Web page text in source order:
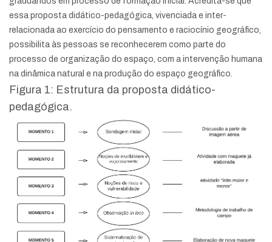
essa proposta didático-pedagógica, vivenciada e inter-
relacionada ao exercício do pensamento e raciocínio geográfico,
possibilita às pessoas se reconhecerem como parte do
processo de organização do espaço, com a intervenção humana
na dinâmica natural e na produção do espaço geográfico.
Figura 1: Estrutura da proposta didático-
pedagógica.